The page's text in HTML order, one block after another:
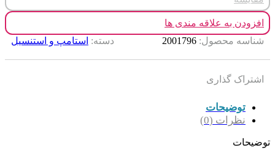
افزودن به علاقه مندی ها
شناسه محصول: 2001796 دسته: استامپ و استنسیل
اشتراک گذاری
توضیحات
نظرات (0)
توضیحات